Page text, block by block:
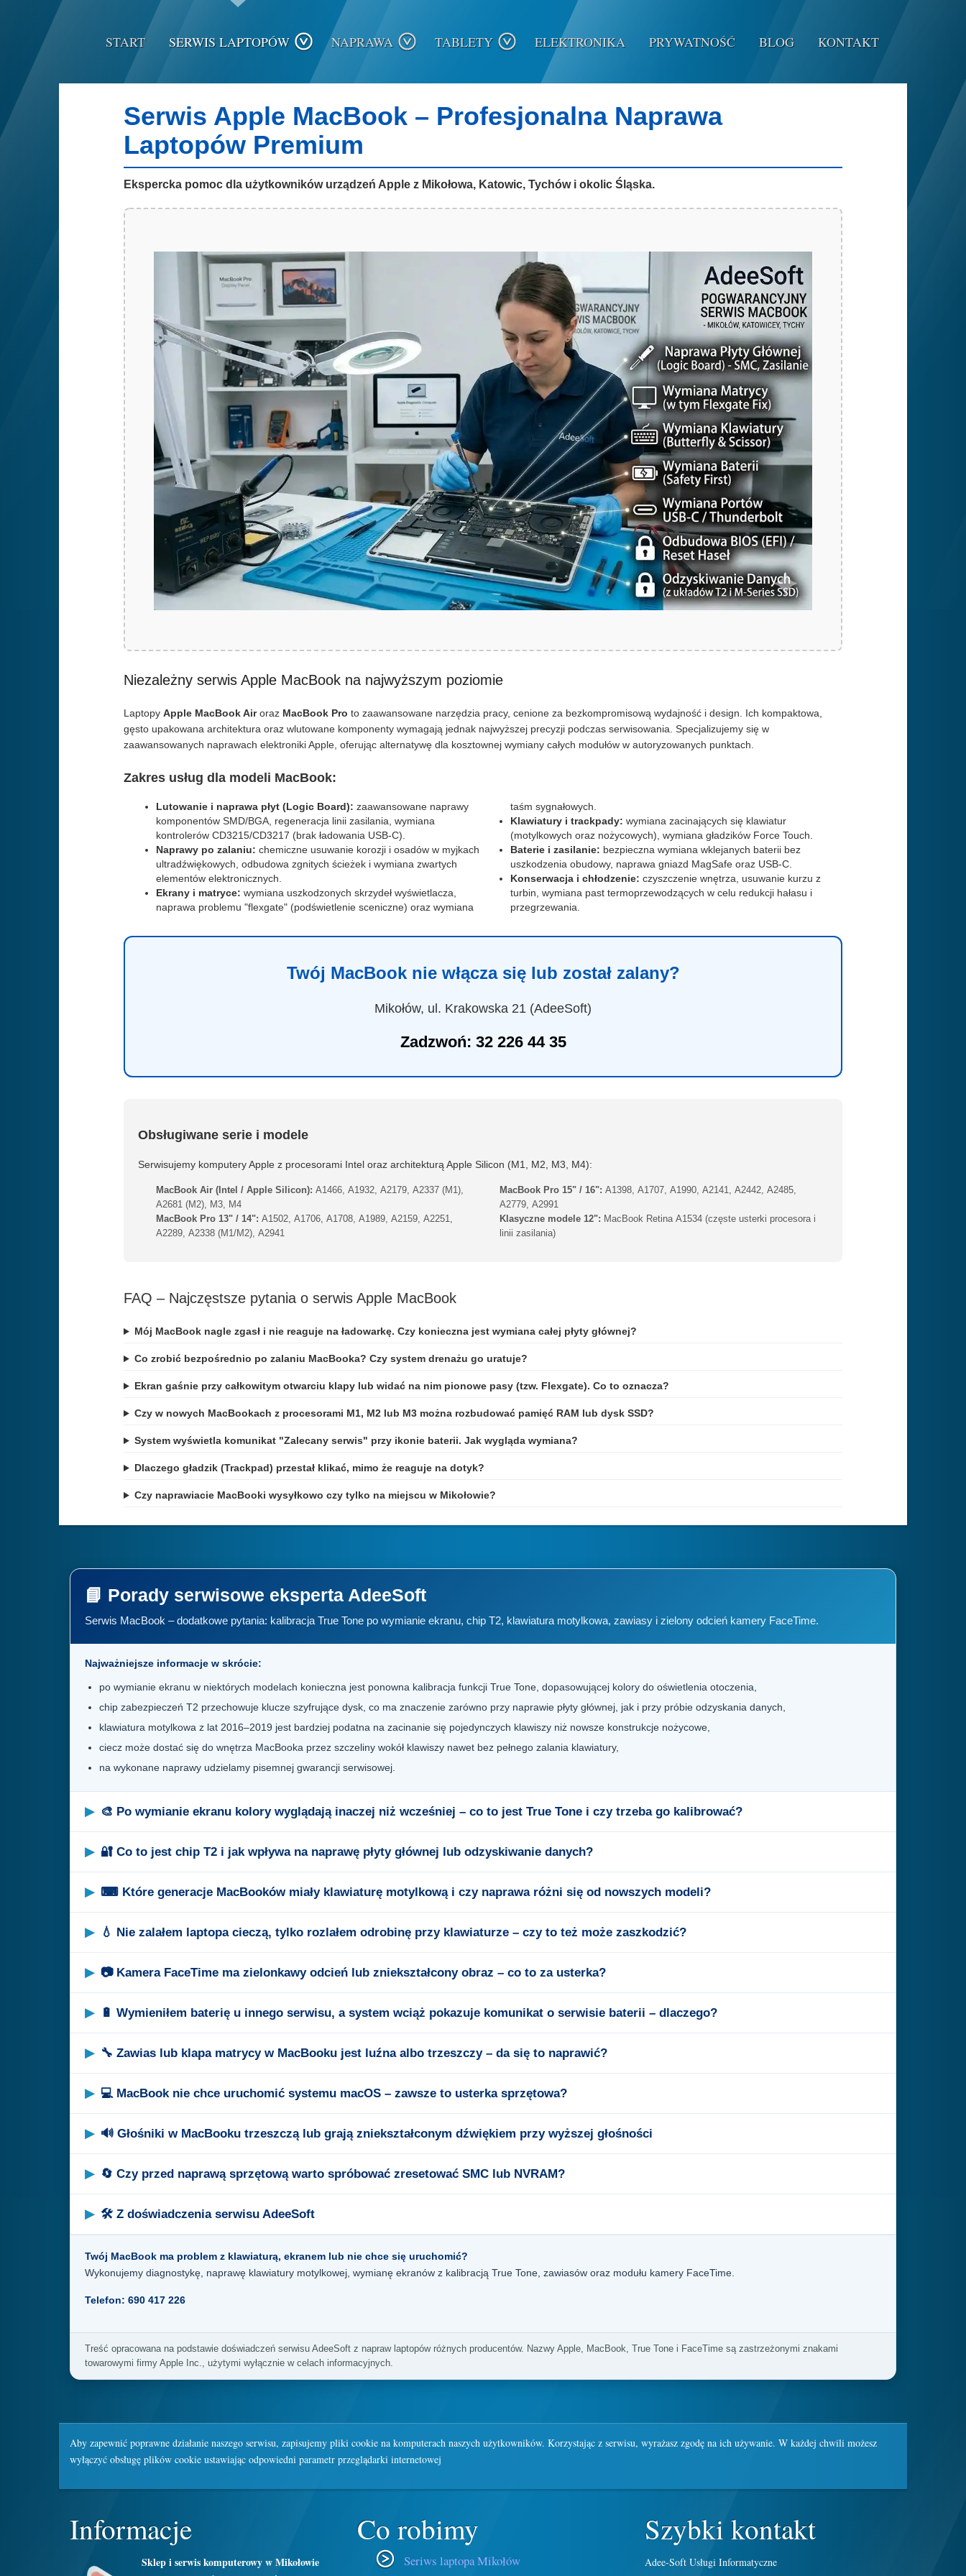
START SERWIS LAPTOPÓW NAPRAWA TABLETY ELEKTRONIKA PRYWATNOŚĆ BLOG KONTAKT
Serwis Apple MacBook – Profesjonalna Naprawa
Laptopów Premium
Ekspercka pomoc dla użytkowników urządzeń Apple z Mikołowa, Katowic, Tychów i okolic Śląska.
Niezależny serwis Apple MacBook na najwyższym poziomie
Laptopy Apple MacBook Airoraz MacBook Pro to zaawansowane narzędzia pracy, cenione za bezkompromisową wydajność i design. Ich kompaktowa,
gęsto upakowana architektura oraz wlutowane komponenty wymagają jednak najwyższej precyzji podczas serwisowania. Specjalizujemy się w
zaawansowanych naprawach elektroniki Apple, oferując alternatywę dla kosztownej wymiany całych modułów w autoryzowanych punktach.
Zakres usług dla modeli MacBook:
Lutowanie i naprawa płyt (Logic Board): zaawansowane naprawy
komponentów SMD/BGA, regeneracja linii zasilania, wymiana
kontrolerów CD3215/CD3217 (brak ładowania USB-C).
Naprawy po zalaniu: chemiczne usuwanie korozji i osadów w myjkach
ultradźwiękowych, odbudowa zgnitych ścieżek i wymiana zwartych
elementów elektronicznych.
Ekrany i matryce: wymiana uszkodzonych skrzydeł wyświetlacza,
naprawa problemu "flexgate" (podświetlenie sceniczne) oraz wymiana
taśm sygnałowych.
Klawiatury i trackpady: wymiana zacinających się klawiatur
(motylkowych oraz nożycowych), wymiana gładzików Force Touch.
Baterie i zasilanie: bezpieczna wymiana wklejanych baterii bez
uszkodzenia obudowy, naprawa gniazd MagSafe oraz USB-C.
Konserwacja i chłodzenie: czyszczenie wnętrza, usuwanie kurzu z
turbin, wymiana past termoprzewodzących w celu redukcji hałasu i
przegrzewania.
Twój MacBook nie włącza się lub został zalany?
Mikołów, ul. Krakowska 21 (AdeeSoft)
Zadzwoń: 32 226 44 35
Obsługiwane serie i modele
Serwisujemy komputery Apple z procesorami Intel oraz architekturą Apple Silicon (M1, M2, M3, M4):
MacBook Air (Intel / Apple Silicon): A1466, A1932, A2179, A2337 (M1),
A2681 (M2), M3, M4
MacBook Pro 13" / 14": A1502, A1706, A1708, A1989, A2159, A2251,
A2289, A2338 (M1/M2), A2941
MacBook Pro 15" / 16": A1398, A1707, A1990, A2141, A2442, A2485,
A2779, A2991
Klasyczne modele 12": MacBook Retina A1534 (częste usterki procesora i
linii zasilania)
FAQ – Najczęstsze pytania o serwis Apple MacBook
Mój MacBook nagle zgasł i nie reaguje na ładowarkę. Czy konieczna jest wymiana całej płyty głównej?
Co zrobić bezpośrednio po zalaniu MacBooka? Czy system drenażu go uratuje?
Ekran gaśnie przy całkowitym otwarciu klapy lub widać na nim pionowe pasy (tzw. Flexgate). Co to oznacza?
Czy w nowych MacBookach z procesorami M1, M2 lub M3 można rozbudować pamięć RAM lub dysk SSD?
System wyświetla komunikat "Zalecany serwis" przy ikonie baterii. Jak wygląda wymiana?
Dlaczego gładzik (Trackpad) przestał klikać, mimo że reaguje na dotyk?
Czy naprawiacie MacBooki wysyłkowo czy tylko na miejscu w Mikołowie?
📘 Porady serwisowe eksperta AdeeSoft
Serwis MacBook – dodatkowe pytania: kalibracja True Tone po wymianie ekranu, chip T2, klawiatura motylkowa, zawiasy i zielony odcień kamery FaceTime.
Najważniejsze informacje w skrócie:
po wymianie ekranu w niektórych modelach konieczna jest ponowna kalibracja funkcji True Tone, dopasowującej kolory do oświetlenia otoczenia,
chip zabezpieczeń T2 przechowuje klucze szyfrujące dysk, co ma znaczenie zarówno przy naprawie płyty głównej, jak i przy próbie odzyskania danych,
klawiatura motylkowa z lat 2016–2019 jest bardziej podatna na zacinanie się pojedynczych klawiszy niż nowsze konstrukcje nożycowe,
ciecz może dostać się do wnętrza MacBooka przez szczeliny wokół klawiszy nawet bez pełnego zalania klawiatury,
na wykonane naprawy udzielamy pisemnej gwarancji serwisowej.
🎨 Po wymianie ekranu kolory wyglądają inaczej niż wcześniej – co to jest True Tone i czy trzeba go kalibrować?
🔐 Co to jest chip T2 i jak wpływa na naprawę płyty głównej lub odzyskiwanie danych?
⌨ Które generacje MacBooków miały klawiaturę motylkową i czy naprawa różni się od nowszych modeli?
💧 Nie zalałem laptopa cieczą, tylko rozlałem odrobinę przy klawiaturze – czy to też może zaszkodzić?
📷 Kamera FaceTime ma zielonkawy odcień lub zniekształcony obraz – co to za usterka?
🔋 Wymieniłem baterię u innego serwisu, a system wciąż pokazuje komunikat o serwisie baterii – dlaczego?
🔧 Zawias lub klapa matrycy w MacBooku jest luźna albo trzeszczy – da się to naprawić?
💻 MacBook nie chce uruchomić systemu macOS – zawsze to usterka sprzętowa?
🔊 Głośniki w MacBooku trzeszczą lub grają zniekształconym dźwiękiem przy wyższej głośności
🔄 Czy przed naprawą sprzętową warto spróbować zresetować SMC lub NVRAM?
🛠 Z doświadczenia serwisu AdeeSoft
Twój MacBook ma problem z klawiaturą, ekranem lub nie chce się uruchomić?
Wykonujemy diagnostykę, naprawę klawiatury motylkowej, wymianę ekranów z kalibracją True Tone, zawiasów oraz modułu kamery FaceTime.
Telefon: 690 417 226
Treść opracowana na podstawie doświadczeń serwisu AdeeSoft z napraw laptopów różnych producentów. Nazwy Apple, MacBook, True Tone i FaceTime są zastrzeżonymi znakami
towarowymi firmy Apple Inc., użytymi wyłącznie w celach informacyjnych.
Aby zapewnić poprawne działanie naszego serwisu, zapisujemy pliki cookie na komputerach naszych użytkowników. Korzystając z serwisu, wyrażasz zgodę na ich używanie. W każdej chwili możesz
wyłączyć obsługę plików cookie ustawiając odpowiedni parametr przeglądarki internetowej
Informacje
Sklep i serwis komputerowy w Mikołowie
Co robimy
Seriws laptopa Mikołów
Szybki kontakt
Adee-Soft Usługi Informatyczne